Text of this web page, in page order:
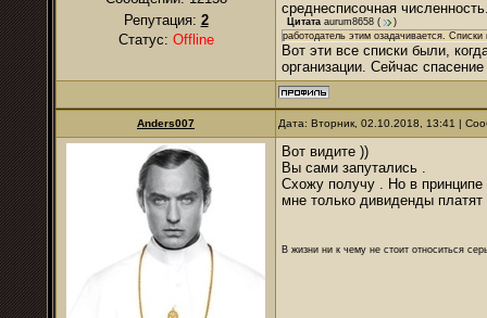
Репутация: 2
Статус: Offline
среднесписочная
Цитата aurum8658 (
)
работодатель этим озадачивается.
Вот эти все списки были,
организации. Сейчас
Anders007 Дата: Вторник, 02.10.2018, 13:41 |
Вот видите ))
Вы сами запутались .
Схожу получу . Но в
мне только дивиденды платят
В жизни ни к чему не стоит относиться